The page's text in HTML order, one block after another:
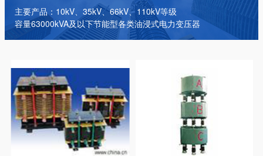
主要产品：10kV、35kV、66kV、110kV等级
容量63000kVA及以下节能型各类油浸式电力变压器